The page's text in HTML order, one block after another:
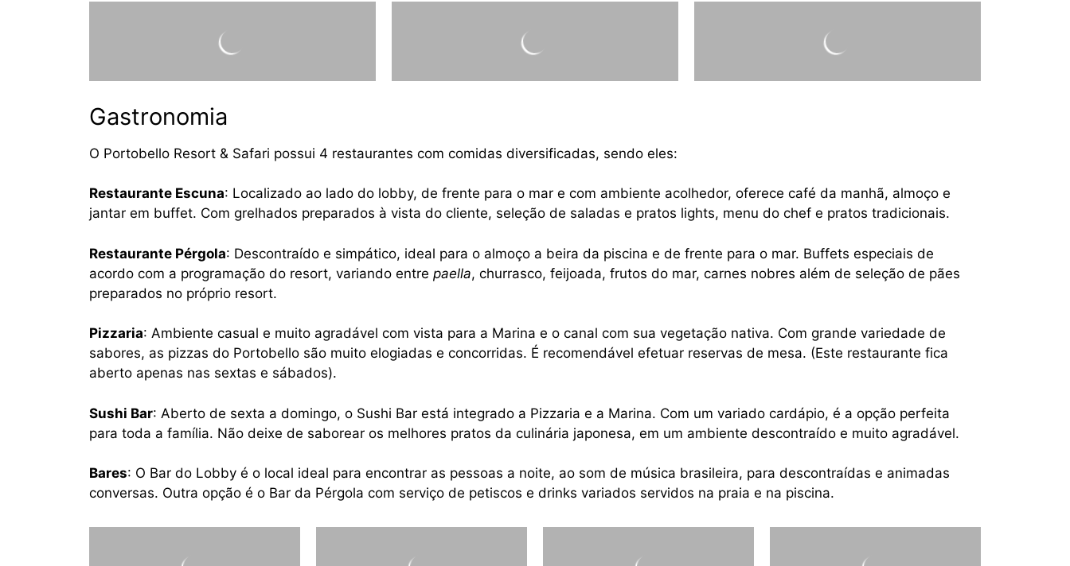
Gastronomia
O Portobello Resort & Safari possui 4 restaurantes com comidas diversificadas, sendo eles:
Restaurante Escuna: Localizado ao lado do lobby, de frente para o mar e com ambiente acolhedor, oferece café da manhã, almoço e
jantar em buffet. Com grelhados preparados à vista do cliente, seleção de saladas e pratos lights, menu do chef e pratos tradicionais.
Restaurante Pérgola: Descontraído e simpático, ideal para o almoço a beira da piscina e de frente para o mar. Buffets especiais de
acordo com a programação do resort, variando entre paella, churrasco, feijoada, frutos do mar, carnes nobres além de seleção de pães
preparados no próprio resort.
Pizzaria: Ambiente casual e muito agradável com vista para a Marina e o canal com sua vegetação nativa. Com grande variedade de
sabores, as pizzas do Portobello são muito elogiadas e concorridas. É recomendável efetuar reservas de mesa. (Este restaurante fica
aberto apenas nas sextas e sábados).
Sushi Bar: Aberto de sexta a domingo, o Sushi Bar está integrado a Pizzaria e a Marina. Com um variado cardápio, é a opção perfeita
para toda a família. Não deixe de saborear os melhores pratos da culinária japonesa, em um ambiente descontraído e muito agradável.
Bares: O Bar do Lobby é o local ideal para encontrar as pessoas a noite, ao som de música brasileira, para descontraídas e animadas
conversas. Outra opção é o Bar da Pérgola com serviço de petiscos e drinks variados servidos na praia e na piscina.